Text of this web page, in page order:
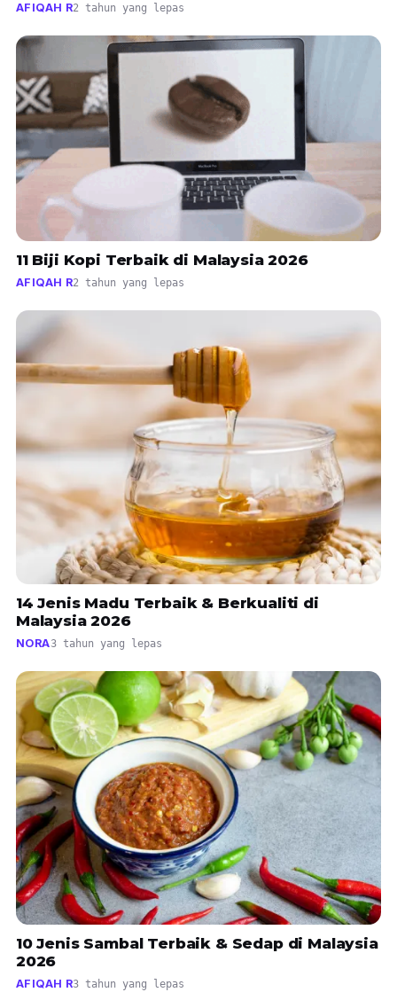
AFIQAH R2 tahun yang lepas
11 Biji Kopi Terbaik di Malaysia 2026
AFIQAH R2 tahun yang lepas
14 Jenis Madu Terbaik & Berkualiti di
Malaysia 2026
NORA3 tahun yang lepas
10 Jenis Sambal Terbaik & Sedap di Malaysia
2026
AFIQAH R3 tahun yang lepas